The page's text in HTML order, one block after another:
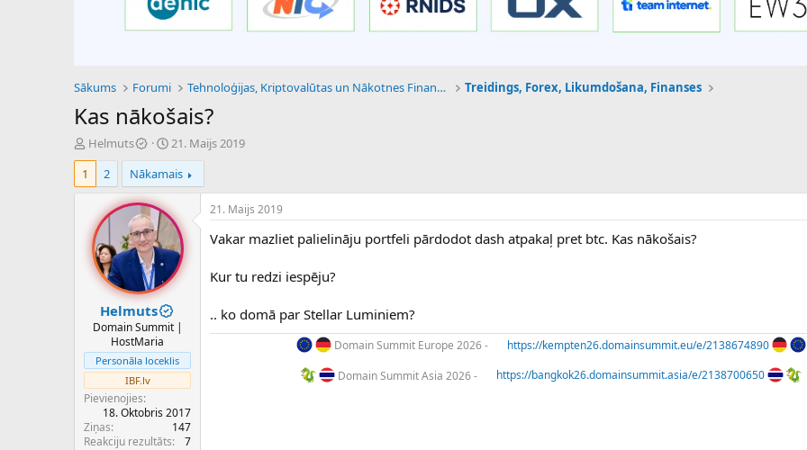
Sākums Forumi Tehnoloģijas, Kriptovalūtas un Nākotnes Finanses Treidings, Forex, Likumdošana, Finanses
Kas nākošais?
P
a
e
e
n
a
c
ē
j
s
Helmuts
S
ā
k
u
m
a
d
a
t
u
m
s
21. Maijs 2019
1
2 Nākamais
Helmuts
Domain Summit |
HostMaria
Personāla loceklis
IBF.lv
Pievienojies
18. Oktobris 2017
Ziņas
147
Reakciju rezultāts
7
21. Maijs 2019
Vakar mazliet palielināju portfeli pārdodot dash atpakaļ pret btc. Kas nākošais?
Kur tu redzi iespēju?
.. ko domā par Stellar Luminiem?
Domain Summit Europe 2026 -
https://kempten26.domainsummit.eu/e/2138674890
Domain Summit Asia 2026 -
https://bangkok26.domainsummit.asia/e/2138700650